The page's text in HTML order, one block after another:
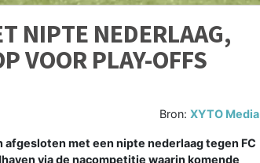
NIPTE NEDERLAAG,
VOOR PLAY-OFFS
Bron:XYTO Media
afgesloten met een nipte nederlaag tegen FC
via de nacompetitie waarin komende